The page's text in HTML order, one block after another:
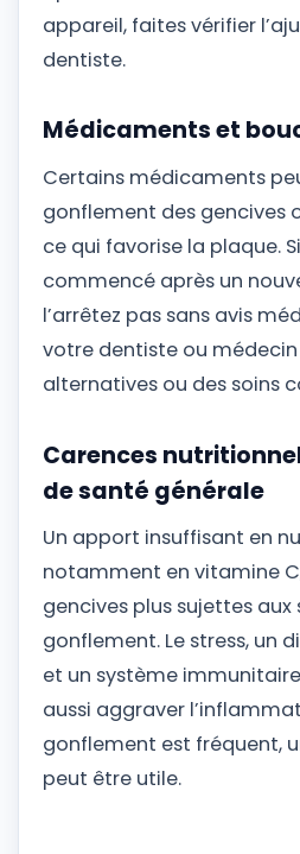
appareil, faites vérifier
dentiste.
Médicaments et
Certains médicaments
gonflement des gencives
ce qui favorise la plaque.
commencé après un
l’arrêtez pas sans avis
votre dentiste ou médecin
alternatives ou des soins
Carences
de santé générale
Un apport insuffisant en
notamment en vitamine
gencives plus sujettes
gonflement. Le stress, un
et un système
aussi aggraver
gonflement est fréquent,
peut être utile.